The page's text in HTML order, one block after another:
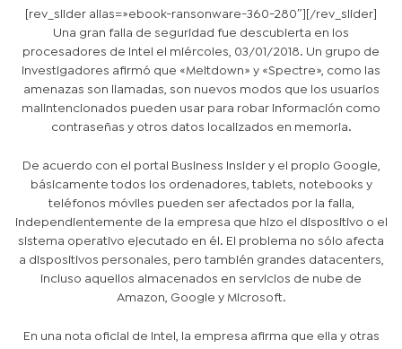
[rev_slider alias=»ebook-ransonware-360-280″][/rev_slider]
Una gran falla de seguridad fue descubierta en los
procesadores de Intel el miércoles, 03/01/2018. Un grupo de
investigadores afirmó que «Meltdown» y «Spectre», como las
amenazas son llamadas, son nuevos modos que los usuarios
malintencionados pueden usar para robar información como
contraseñas y otros datos localizados en memoria.
De acuerdo con el portal Business Insider y el propio Google,
básicamente todos los ordenadores, tablets, notebooks y
teléfonos móviles pueden ser afectados por la falla,
independientemente de la empresa que hizo el dispositivo o el
sistema operativo ejecutado en él. El problema no sólo afecta
a dispositivos personales, pero también grandes datacenters
incluso aquellos almacenados en servicios de nube de
Amazon, Google y Microsoft.
En una nota oficial de Intel, la empresa afirma que ella y otras